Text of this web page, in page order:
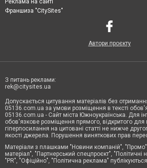
Франшиза "CitySites"
Автори проєкту
З питань реклами:
rek@citysites.ua
Допускається цитування матеріалів без
05136.com.ua за умови розміщення в тексті
05136.com.ua - Сайт міста Южноукраїнська. Для
обов'язкове розміщення прямого, відкритого
гіперпосилання на цитовані статті не нижче
якості джерела. Порушення виняткових прав
Матеріали з плашками "Новини компаній",
матеріал", "Партнерський спецпроєкт", "Політичні
"PR", "Офіційно", "Політична реклама"